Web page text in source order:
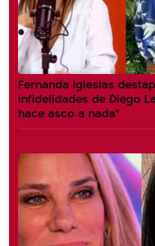
Fernanda Iglesias
infidelidades de Diego
hace asco a nada"